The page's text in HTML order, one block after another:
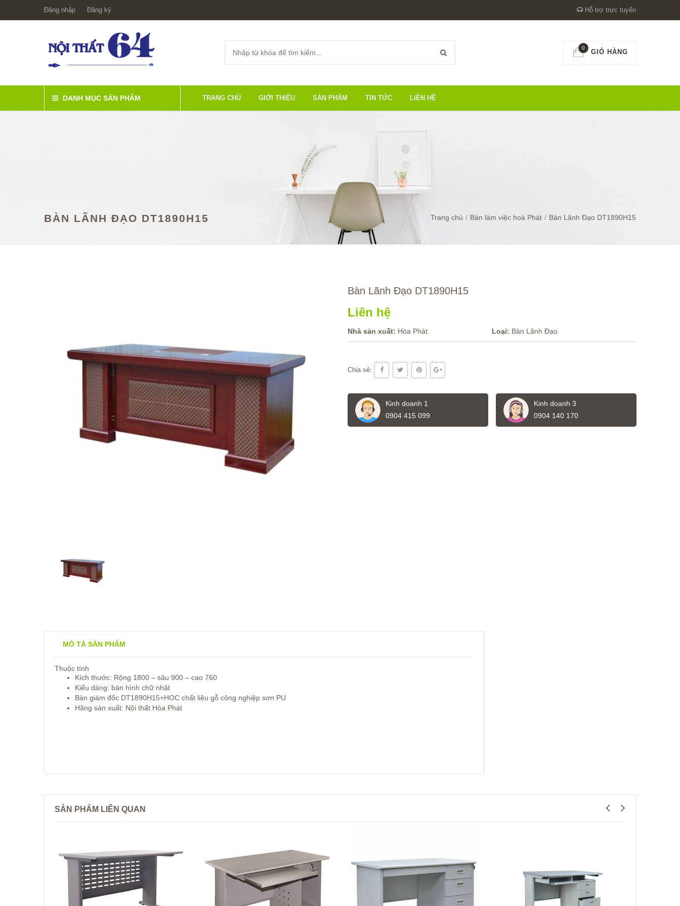
Đăng nhập Đăng ký Hỗ trợ trực tuyến
0
GIỎ HÀNG
DANH MỤC SẢN PHẨM TRANG CHỦ GIỚI THIỆU SẢN PHẨM TIN TỨC LIÊN HỆ
BÀN LÃNH ĐẠO DT1890H15 Trang chủ / Bàn làm việc hoà Phát / Bàn Lãnh Đạo DT1890H15
Bàn Lãnh Đạo DT1890H15
Liên hệ
Nhà sản xuất: Hòa Phát Loại: Bàn Lãnh Đạo
Chia sẻ:
Kinh doanh 1
0904 415 099
Kinh doanh 3
0904 140 170
MÔ TẢ SẢN PHẨM
Thuộc tính
Kích thước: Rộng 1800 – sâu 900 – cao 760
Kiểu dáng: bàn hình chữ nhật
Bàn giám đốc DT1890H15+HOC chất liệu gỗ công nghiệp sơn PU
Hãng sản xuất: Nội thất Hòa Phát
SẢN PHẨM LIÊN QUAN